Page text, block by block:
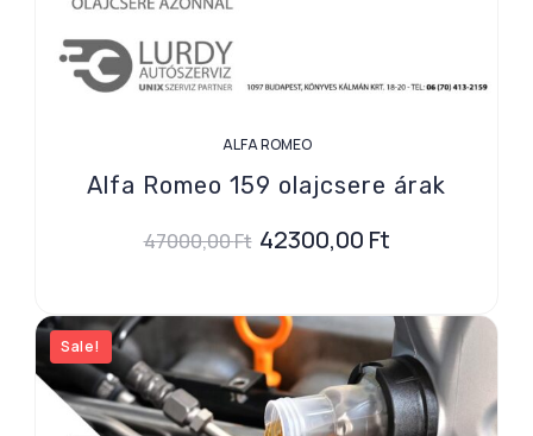
ALFA ROMEO
Alfa Romeo 159 olajcsere árak
47000,00Ft 42300,00 Ft
Sale!